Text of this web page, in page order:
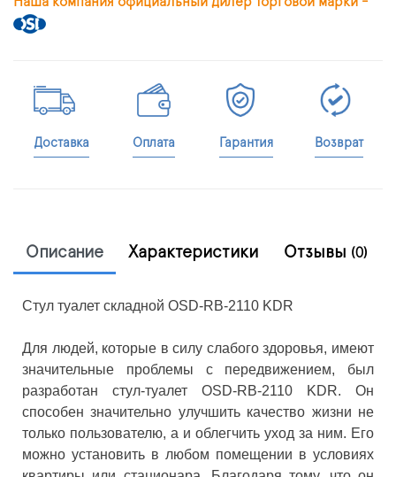
Доставка Оплата Гарантия Возврат
Описание Характеристики Отзывы (0)
Стул туалет складной OSD-RB-2110 KDR
Для людей, которые в силу слабого здоровья, имеют
значительные проблемы с передвижением, был
разработан стул-туалет OSD-RB-2110 KDR. Он
способен значительно улучшить качество жизни не
только пользователю, а и облегчить уход за ним. Его
можно установить в любом помещении в условиях